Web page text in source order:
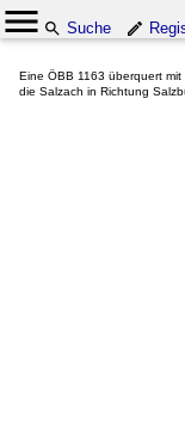
Suche
Eine ÖBB 1163 überquert
die Salzach in Richtung